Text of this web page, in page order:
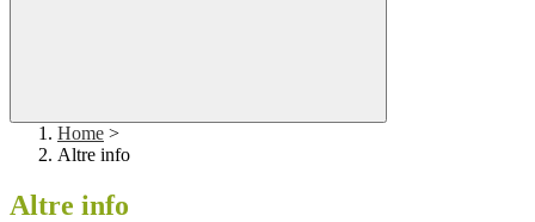
Home >
Altre info
Altre info